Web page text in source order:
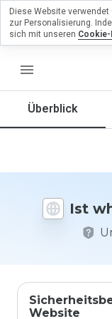
menu
Überblick
Ist
Website
zu
Sie diese
auf einer
Skala von
1 bis 5
Diese Website
zur Personalisierung.
sich mit unseren